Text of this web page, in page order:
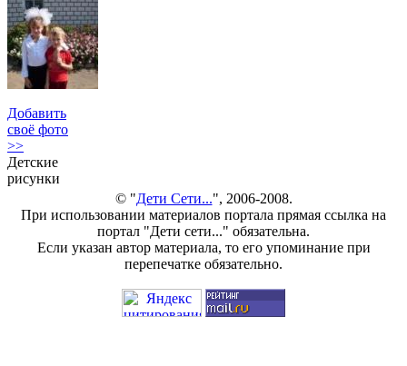
Добавить
своё фото
>>
Детские
рисунки
© "Дети Сети...", 2006-2008.
При использовании материалов портала прямая ссылка на
портал "Дети сети..." обязательна.
Если указан автор материала, то его упоминание при
перепечатке обязательно.